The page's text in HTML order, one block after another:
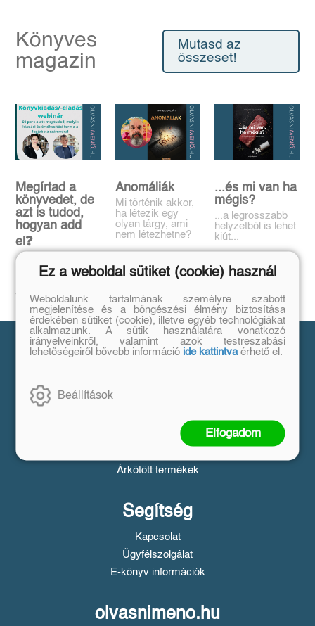
Könyves
magazin
Mutasd az
összeset!
Megírtad a
könyvedet, de
azt is tudod,
hogyan add
el❓️
Időpont: június
16., 18:00-19:00
Tovább
Anomáliák
Mi történik akkor,
ha létezik egy
olyan tárgy, ami
nem létezhetne?
...és mi van ha
mégis?
...a legrosszabb
helyzetből is lehet
kiút...
Vásárlás
Tájékoztató a Simple fizetésről
Adatvédelem
Árkötött termékek
Segítség
Kapcsolat
Ügyfélszolgálat
E-könyv információk
olvasnimeno.hu
Ez a weboldal sütiket (cookie) használ
Weboldalunk tartalmának személyre szabott
megjelenítése és a böngészési élmény biztosítása
érdekében sütiket (cookie), illetve egyéb technológiákat
alkalmazunk. A sütik használatára vonatkozó
irányelveinkről, valamint azok testreszabási
lehetőségeiről bővebb információ ide kattintvaérhető el.
Beállítások
Elfogadom